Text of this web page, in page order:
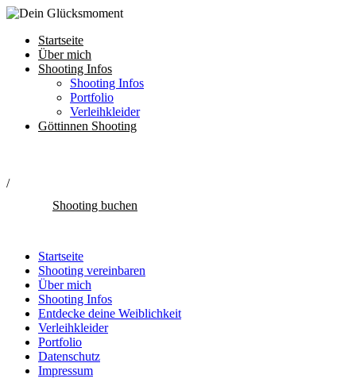
Startseite
Über mich
Shooting Infos
Shooting Infos
Portfolio
Verleihkleider
Göttinnen Shooting
/
Shooting buchen
Startseite
Shooting vereinbaren
Über mich
Shooting Infos
Entdecke deine Weiblichkeit
Verleihkleider
Portfolio
Datenschutz
Impressum